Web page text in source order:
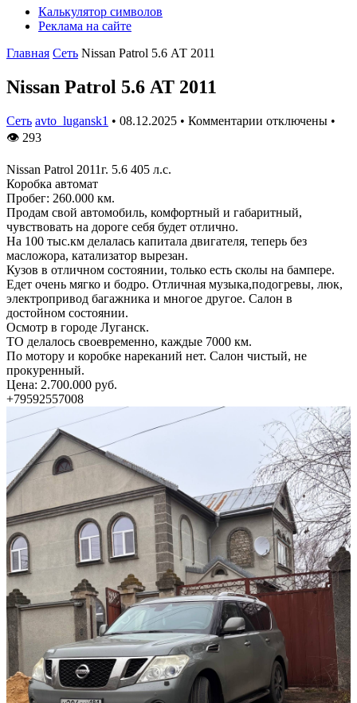
Калькулятор символов
Реклама на сайте
Главная Сеть Nissan Patrol 5.6 АТ 2011
Nissan Patrol 5.6 АТ 2011
Сеть avto_lugansk1 • 08.12.2025 • Комментарии отключены •
👁 293
Nissan Patrol 2011г. 5.6 405 л.с.
Коробка автомат
Пробег: 260.000 км.
Продам свой автомобиль, комфортный и габаритный,
чувствовать на дороге себя будет отлично.
На 100 тыс.км делалась капитала двигателя, теперь без
масложора, катализатор вырезан.
Кузов в отличном состоянии, только есть сколы на бампере.
Едет очень мягко и бодро. Отличная музыка,подогревы, люк,
электропривод багажника и многое другое. Салон в
достойном состоянии.
Осмотр в городе Луганск.
ТО делалось своевременно, каждые 7000 км.
По мотору и коробке нареканий нет. Салон чистый, не
прокуренный.
Цена: 2.700.000 руб.
+79592557008